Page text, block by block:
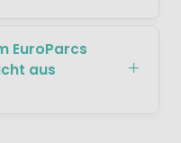
EuroParcs
aus